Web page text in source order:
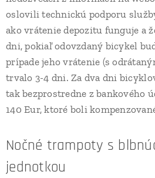
oslovili technickú podporu
ako vrátenie depozitu funguje a
dni, pokiaľ odovzdaný bicykel
prípade jeho vrátenie (s
trvalo 3-4 dni. Za dva dni
tak bezprostredne z bankového
140 Eur, ktoré boli
Nočné trampoty s
jednotkou